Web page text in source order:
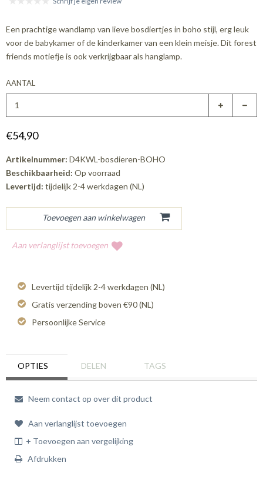
Een prachtige wandlamp van lieve bosdiertjes in boho stijl, erg leuk
voor de babykamer of de kinderkamer van een klein meisje. Dit forest
friends motiefje is ook verkrijgbaar als hanglamp.
AANTAL
€54,90
Artikelnummer: D4KWL-bosdieren-BOHO
Beschikbaarheid: Op voorraad
Levertijd: tijdelijk 2-4 werkdagen (NL)
Aan verlanglijst toevoegen
Levertijd tijdelijk 2-4 werkdagen (NL)
Gratis verzending boven €90 (NL)
Persoonlijke Service
OPTIES DELEN TAGS
Neem contact op over dit product
Aan verlanglijst toevoegen
+ Toevoegen aan vergelijking
Afdrukken